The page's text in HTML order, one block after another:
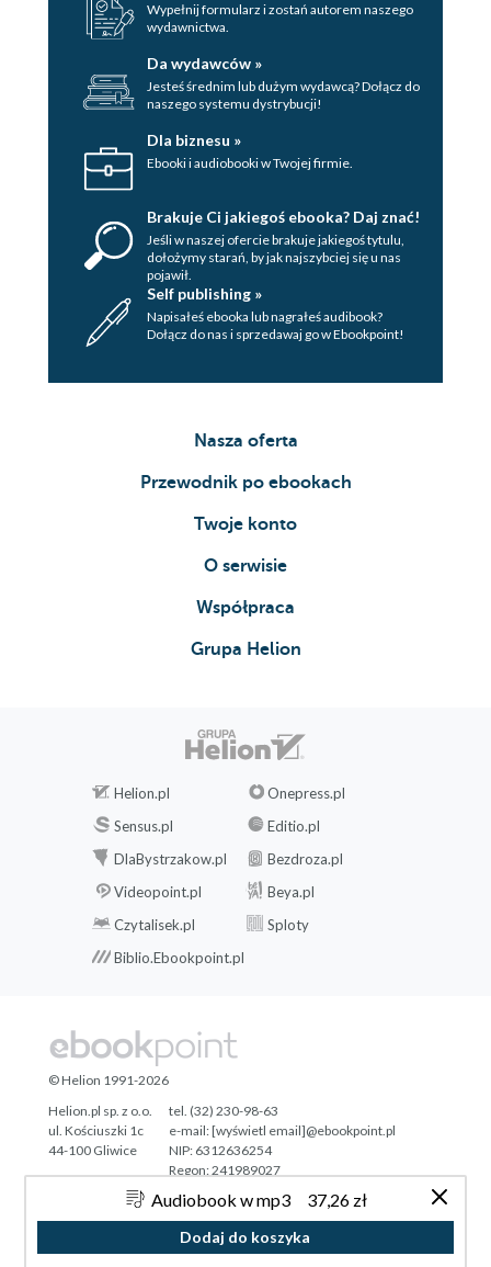
Audiobook w mp3 37,26 zł
Dodaj do koszyka
Wypełnij formularz i zostań autorem naszego
wydawnictwa.
Da wydawców »
Jesteś średnim lub dużym wydawcą? Dołącz do
naszego systemu dystrybucji!
Dla biznesu »
Ebooki i audiobooki w Twojej firmie.
Brakuje Ci jakiegoś ebooka? Daj znać!
Jeśli w naszej ofercie brakuje jakiegoś tytulu,
dołożymy starań, by jak najszybciej się u nas
pojawił.
Self publishing »
Napisałeś ebooka lub nagrałeś audibook?
Dołącz do nas i sprzedawaj go w Ebookpoint!
Nasza oferta
Przewodnik po ebookach
Twoje konto
O serwisie
Współpraca
Grupa Helion
Helion.pl
Onepress.pl
Sensus.pl
Editio.pl
DlaBystrzakow.pl
Bezdroza.pl
Videopoint.pl
Beya.pl
Czytalisek.pl
Sploty
Biblio.Ebookpoint.pl
Designed with ♥ byTonik.pl
© Helion 1991-2026
Helion.pl sp. z o.o.
ul. Kościuszki 1c
44-100 Gliwice
tel. (32) 230-98-63
e-mail:[wyświetl email]@ebookpoint.pl
NIP: 6312636254
Regon: 241989027